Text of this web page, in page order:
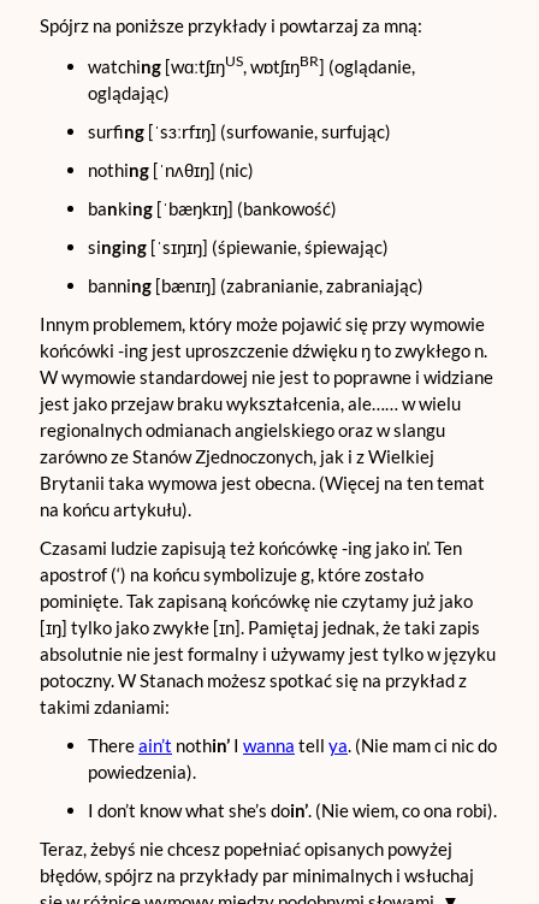
Spójrz na poniższe przykłady i powtarzaj za mną:
watching [wɑːtʃɪŋUS, wɒtʃɪŋBR] (oglądanie,
oglądając)
surfing [ˈsɜːrfɪŋ] (surfowanie, surfując)
nothing [ˈnʌθɪŋ] (nic)
banking [ˈbæŋkɪŋ] (bankowość)
singing [ˈsɪŋɪŋ] (śpiewanie, śpiewając)
banning [bænɪŋ] (zabranianie, zabraniając)
Innym problemem, który może pojawić się przy wymowie
końcówki -ing jest uproszczenie dźwięku ŋ to zwykłego n.
W wymowie standardowej nie jest to poprawne i widziane
jest jako przejaw braku wykształcenia, ale…… w wielu
regionalnych odmianach angielskiego oraz w slangu
zarówno ze Stanów Zjednoczonych, jak i z Wielkiej
Brytanii taka wymowa jest obecna. (Więcej na ten temat
na końcu artykułu).
Czasami ludzie zapisują też końcówkę -ing jako in’. Ten
apostrof (‘) na końcu symbolizuje g, które zostało
pominięte. Tak zapisaną końcówkę nie czytamy już jako
[ɪŋ] tylko jako zwykłe [ɪn]. Pamiętaj jednak, że taki zapis
absolutnie nie jest formalny i używamy jest tylko w języku
potoczny. W Stanach możesz spotkać się na przykład z
takimi zdaniami:
Thereain’t nothin’ I wanna tell ya. (Nie mam ci nic do
powiedzenia).
I don’t know what she’s doin’. (Nie wiem, co ona robi).
Teraz, żebyś nie chcesz popełniać opisanych powyżej
błędów, spójrz na przykłady par minimalnych i wsłuchaj